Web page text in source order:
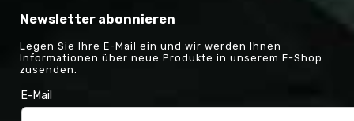
Newsletter abonnieren
Legen Sie Ihre E-Mail ein und wir werden Ihnen
Informationen über neue Produkte in unserem E-Shop
zusenden.
E-Mail